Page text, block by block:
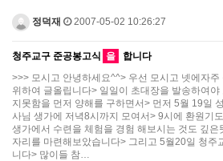
정덕재 2007-05-02 10:26:27
청주교구 준공봉고식 을
합니다
>>> 모시고 안녕하세요^^> 우선 모시고 넷에자
위하여 글올립니다> 일일이 초대장을 발송하여
지못함을 먼저 양해를 구하면서> 먼저 5월 19일
사님 생가에 저녁8시까지 모여서> 9시에 환원기
생가에서 수련을 체험을 경험 해보시는 것도 깊
자리를 마련해보았습니다> 그리고 5월20일 청주
니다> 많이들 참…